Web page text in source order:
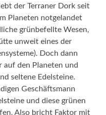
der Terraner Dork seit
Planeten notgelandet
grünbefellte Wesen,
unweit eines der
Doch dann
auf den Planeten und
seltene Edelsteine.
Geschäftsmann
und diese grünen
Also bricht Faktor mit